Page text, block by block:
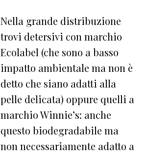
Nella grande distribuzione
trovi detersivi con marchio
Ecolabel (che sono a basso
impatto ambientale ma non è
detto che siano adatti alla
pelle delicata) oppure quelli a
marchio Winnie’s: anche
questo biodegradabile ma
non necessariamente adatto a